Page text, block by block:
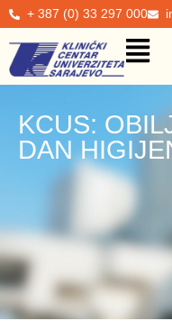
+ 387 (0) 33 297 000
KCUS:
DAN